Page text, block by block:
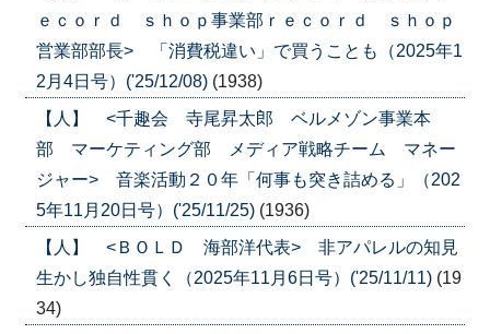
ｅｃｏｒｄ ｓｈｏｐ事業部ｒｅｃｏｒｄ ｓｈｏｐ
営業部部長> 「消費税違い」で買うことも（2025年1
2月4日号）('25/12/08) (1938)
【人】 <千趣会 寺尾昇太郎 ベルメゾン事業本
部 マーケティング部 メディア戦略チーム マネー
ジャー> 音楽活動２０年「何事も突き詰める」（202
5年11月20日号）('25/11/25) (1936)
【人】 <ＢＯＬＤ 海部洋代表> 非アパレルの知見
生かし独自性貫く（2025年11月6日号）('25/11/11) (19
34)